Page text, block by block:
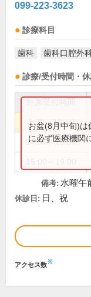
099-223-3623
診療科目
歯科 歯科口腔外
診療/受付時間・休
9:30～13:30
14:30～18:00
お盆(8月中旬)は
に必ず医療機関
備考: 水曜午
休診日: 日、祝
アクセス数※